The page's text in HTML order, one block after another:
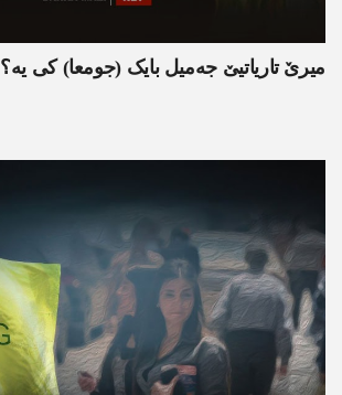
میرێ تاریاتیێ جەمیل بایک (جومعا) کی یە؟